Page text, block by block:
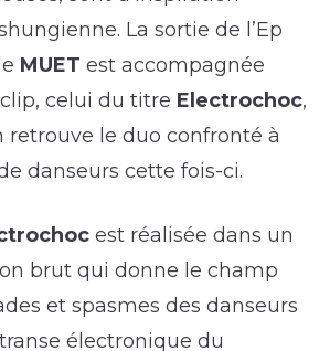
La sortie de l’Ep
MUET est accompagnée
celui du titre Electrochoc,
retrouve le duo confronté à
danseurs cette fois-ci.
est réalisée dans un
brut qui donne le champ
et spasmes des danseurs
électronique du